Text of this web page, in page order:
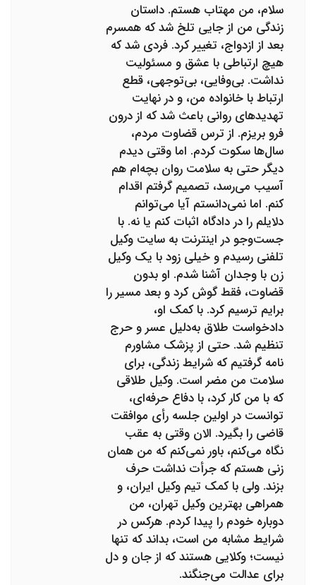
سلام، من مهتاب هستم. داستان
زندگی من از جایی تلخ شد که همسرم
بعد از ازدواج، تغییر کرد. فردی شد که
هیچ ارتباطی با عشق و مسئولیت
نداشت. بی‌وفایی، بی‌توجهی، قطع
ارتباط با خانواده من، و در نهایت
تهدیدهای روانی باعث شد که از درون
فرو بریزم. از ترس قضاوت مردم،
سال‌ها سکوت کردم. اما وقتی دیدم
دیگر حتی به سلامت روان بچه‌ام هم
آسیب می‌رسد، تصمیم گرفتم اقدام
کنم. اما نمی‌دانستم آیا می‌توانم
دلایلم را در دادگاه اثبات کنم یا نه. با
جست‌وجو در اینترنت به سایت وکیل
تلفنی رسیدم و خیلی زود با یک وکیل
زن با وجدان آشنا شدم. او بدون
قضاوت، فقط گوش کرد و بعد مسیر را
برایم ترسیم کرد. با کمک او،
دادخواست طلاق به‌دلیل عسر و حرج
تنظیم شد. حتی از پزشک مشاورم
نامه گرفتیم که شرایط زندگی، برای
سلامت من مضر است. وکیل طلاقی
که با من کار کرد، با دفاع حرفه‌ای،
توانست در اولین جلسه رأی موافقت
قاضی را بگیرد. الان وقتی به عقب
نگاه می‌کنم، باور نمی‌کنم که من همان
زنی هستم که جرأت نداشت حرف
بزند. ولی با کمک تیم وکیل ایران، و
همراهی بهترین وکیل تهران، من
دوباره خودم را پیدا کردم. هرکس در
شرایط مشابه من است، بداند که تنها
نیست؛ وکلایی هستند که از جان و دل
برای عدالت می‌جنگند.